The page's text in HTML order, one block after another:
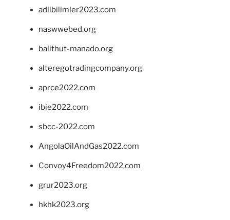
adlibilimler2023.com
naswwebed.org
balithut-manado.org
alteregotradingcompany.org
aprce2022.com
ibie2022.com
sbcc-2022.com
AngolaOilAndGas2022.com
Convoy4Freedom2022.com
grur2023.org
hkhk2023.org